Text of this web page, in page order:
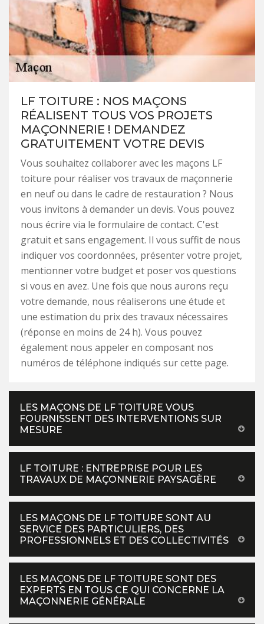
LF TOITURE : NOS MAÇONS
RÉALISENT TOUS VOS PROJETS
MAÇONNERIE ! DEMANDEZ
GRATUITEMENT VOTRE DEVIS
Vous souhaitez collaborer avec les maçons LF
toiture pour réaliser vos travaux de maçonnerie
en neuf ou dans le cadre de restauration ? Nous
vous invitons à demander un devis. Vous pouvez
nous écrire via le formulaire de contact. C'est
gratuit et sans engagement. Il vous suffit de nous
indiquer vos coordonnées, présenter votre projet,
mentionner votre budget et poser vos questions
si vous en avez. Une fois que nous aurons reçu
votre demande, nous réaliserons une étude et
une estimation du prix des travaux nécessaires
(réponse en moins de 24 h). Vous pouvez
également nous appeler en composant nos
numéros de téléphone indiqués sur cette page.
LES MAÇONS DE LF TOITURE VOUS
FOURNISSENT DES INTERVENTIONS SUR
MESURE
LF TOITURE : ENTREPRISE POUR LES
TRAVAUX DE MAÇONNERIE PAYSAGÈRE
LES MAÇONS DE LF TOITURE SONT AU
SERVICE DES PARTICULIERS, DES
PROFESSIONNELS ET DES COLLECTIVITÉS
LES MAÇONS DE LF TOITURE SONT DES
EXPERTS EN TOUS CE QUI CONCERNE LA
MAÇONNERIE GÉNÉRALE